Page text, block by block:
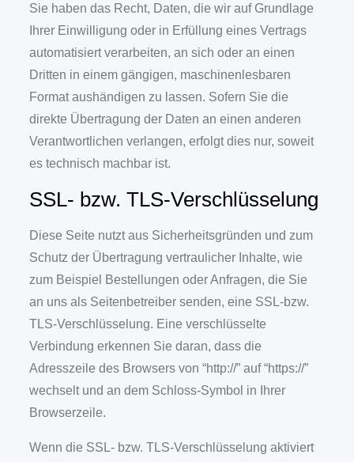
Sie haben das Recht, Daten, die wir auf Grundlage
Ihrer Einwilligung oder in Erfüllung eines Vertrags
automatisiert verarbeiten, an sich oder an einen
Dritten in einem gängigen, maschinenlesbaren
Format aushändigen zu lassen. Sofern Sie die
direkte Übertragung der Daten an einen anderen
Verantwortlichen verlangen, erfolgt dies nur, soweit
es technisch machbar ist.
SSL- bzw. TLS-Verschlüsselung
Diese Seite nutzt aus Sicherheitsgründen und zum
Schutz der Übertragung vertraulicher Inhalte, wie
zum Beispiel Bestellungen oder Anfragen, die Sie
an uns als Seitenbetreiber senden, eine SSL-bzw.
TLS-Verschlüsselung. Eine verschlüsselte
Verbindung erkennen Sie daran, dass die
Adresszeile des Browsers von “http://” auf “https://”
wechselt und an dem Schloss-Symbol in Ihrer
Browserzeile.
Wenn die SSL- bzw. TLS-Verschlüsselung aktiviert